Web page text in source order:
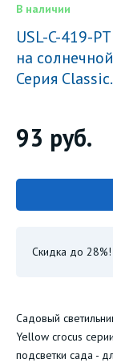
В наличии
USL-C-419-PT305 Cадовый светильник
на
Серия
93 руб.
Скидка до 28%!
Cадовый
Yellow crocus
подсветки сада -